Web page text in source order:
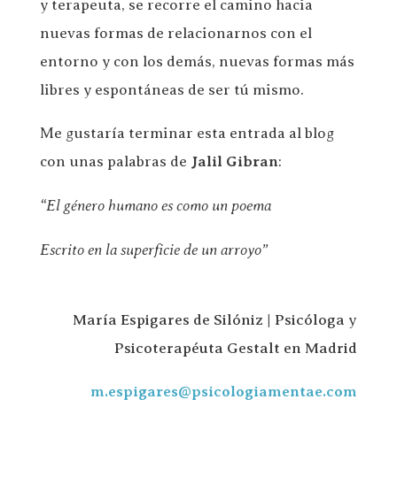
y terapeuta, se recorre el camino hacia
nuevas formas de relacionarnos con el
entorno y con los demás, nuevas formas más
libres y espontáneas de ser tú mismo.
Me gustaría terminar esta entrada al blog
con unas palabras de Jalil Gibran:
“El género humano es como un poema
Escrito en la superficie de un arroyo”
María Espigares de Silóniz | Psicóloga y
Psicoterapéuta Gestalt en Madrid
m.espigares@psicologiamentae.com